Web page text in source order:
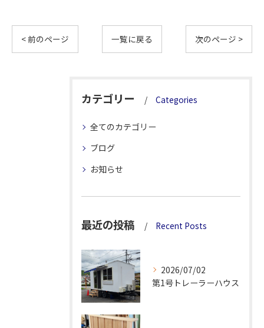
< 前のページ 一覧に戻る 次のページ >
カテゴリー Categories
全てのカテゴリー
ブログ
お知らせ
最近の投稿 Recent Posts
2026/07/02
第1号トレーラーハウス